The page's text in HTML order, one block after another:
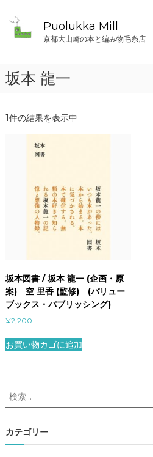
ス
プ
Puolukka Mill
京都大山崎の本と編み物毛糸店
坂本 龍一
1件の結果を表示中
坂本図書 / 坂本 龍一 (企画・原
案) 空 里香 (監修) (バリュー
ブックス・パブリッシング)
¥2,200
お買い物カゴに追加
検
索
象
:
カテゴリー